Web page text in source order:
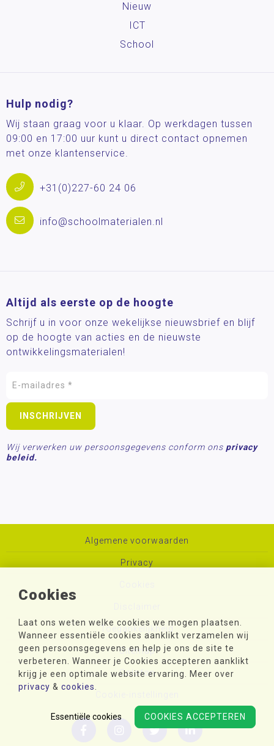
Cookies
Laat ons weten welke cookies we mogen plaatsen.
Wanneer essentiële cookies aanklikt verzamelen wij
geen persoonsgegevens en help je ons de site te
verbeteren. Wanneer je Cookies accepteren aanklikt
krijg je een optimale website ervaring. Meer over
privacy & cookies
COOKIES ACCEPTEREN
Essentiële cookies
Nieuw
ICT
School
Hulp nodig?
Wij staan graag voor u klaar. Op werkdagen tussen
09:00 en 17:00 uur kunt u direct contact opnemen
met onze klantenservice.
+31(0)227-60 24 06
info@schoolmaterialen.nl
Altijd als eerste op de hoogte
Schrijf u in voor onze wekelijkse nieuwsbrief en blijf
op de hoogte van acties en de nieuwste
ontwikkelingsmaterialen!
Wij verwerken uw persoonsgegevens conform ons privacy
beleid.
Algemene voorwaarden
Privacy
Toegankelijkheid
Sitemap
Colofon